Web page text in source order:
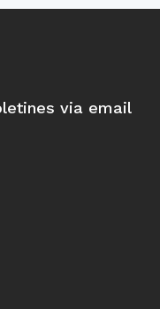
via email